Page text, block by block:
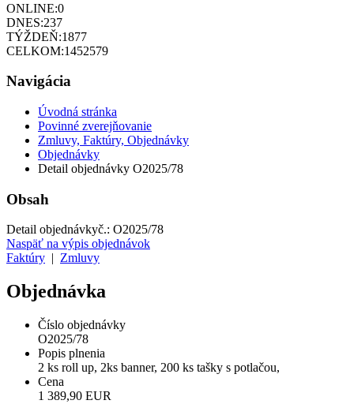
ONLINE:0
DNES:237
TÝŽDEŇ:1877
CELKOM:1452579
Navigácia
Úvodná stránka
Povinné zverejňovanie
Zmluvy, Faktúry, Objednávky
Objednávky
Detail objednávky O2025/78
Obsah
Detail objednávkyč.: O2025/78
Naspäť na výpis objednávok
Faktúry
Zmluvy
Objednávka
Číslo objednávky
O2025/78
Popis plnenia
2 ks roll up, 2ks banner, 200 ks tašky s potlačou,
Cena
1 389,90 EUR